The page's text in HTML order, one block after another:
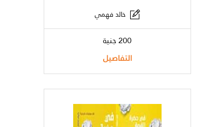
خالد فهمي
200 جنية
التفاصيل